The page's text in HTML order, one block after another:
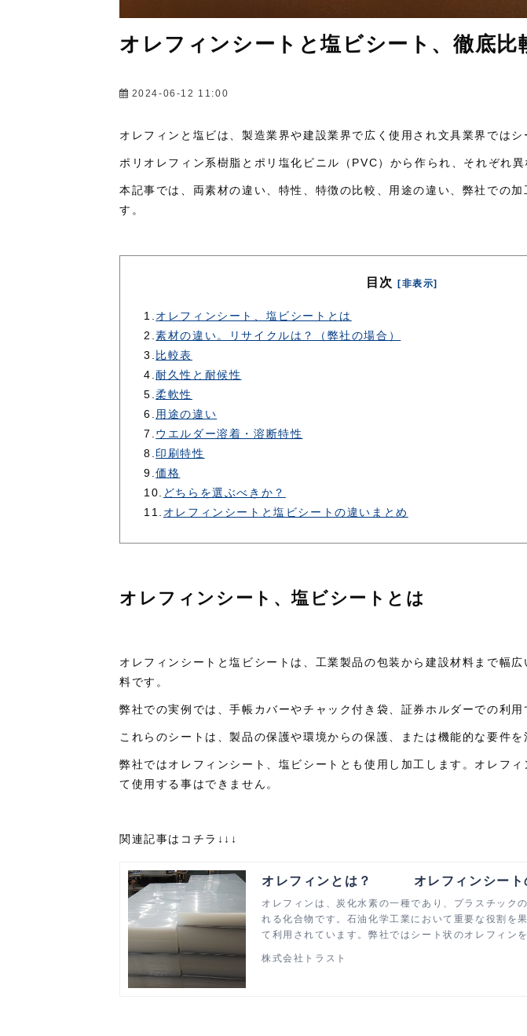
オレフィンシートと塩ビシート、徹底比
2024-06-12 11:00
オレフィンと塩ビは、製造業界や建設業界で広く使用され文具業界ではシ
ポリオレフィン系樹脂とポリ塩化ビニル（PVC）から作られ、それぞれ異
本記事では、両素材の違い、特性、特徴の比較、用途の違い、弊社での加
す。
目次 [非表示]
1. オレフィンシート、塩ビシートとは
2.素材の違い。リサイクルは？（弊社の場合）
3.
比較表
4.耐久性と耐候性
5.柔軟性
6. 用途の違い
7. ウエルダー溶着・溶断特性
8. 印刷特性
9.価格
10. どちらを選ぶべきか？
11. オレフィンシートと塩ビシートの違いまとめ
オレフィンシート、塩ビシートとは
オレフィンシートと塩ビシートは、工業製品の包装から建設材料まで幅
料です。
弊社での実例では、手帳カバーやチャック付き袋、証券ホルダーでの利用
これらのシートは、製品の保護や環境からの保護、または機能的な要件を
弊社ではオレフィンシート、塩ビシートとも使用し加工します。オレフ
て使用する事はできません。
関連記事はコチラ↓↓↓
オレフィンとは？ オレフィンシート
オレフィンは、炭化水素の一種であり、プラスチック
れる化合物です。石油化学工業において重要な役割を
て利用されています。弊社ではシート状のオレフィン
株式会社トラスト